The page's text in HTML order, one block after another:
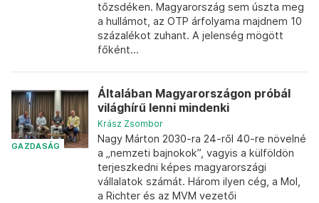
tőzsdéken. Magyarország sem úszta meg
a hullámot, az OTP árfolyama majdnem 10
százalékot zuhant. A jelenség mögött
főként...
GAZDASÁG
Általában Magyarországon próbál
világhírű lenni mindenki
Krász Zsombor
Nagy Márton 2030-ra 24-ről 40-re növelné
a „nemzeti bajnokok”, vagyis a külföldön
terjeszkedni képes magyarországi
vállalatok számát. Három ilyen cég, a Mol,
a Richter és az MVM vezetői